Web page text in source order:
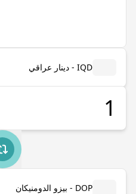
IQD - دينار عراقي
DOP - بيزو الدومنيكان